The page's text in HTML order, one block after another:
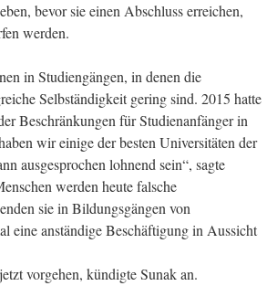
bevor sie einen Abschluss erreichen,
werden.
in Studiengängen, in denen die
Selbständigkeit gering sind. 2015 hatte
Beschränkungen für Studienanfänger in
wir einige der besten Universitäten der
ausgesprochen lohnend sein“, sagte
werden heute falsche
sie in Bildungsgängen von
eine anständige Beschäftigung in Aussicht
vorgehen, kündigte Sunak an.